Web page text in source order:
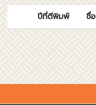
ปีที่ตีพิมพ์ ชื่